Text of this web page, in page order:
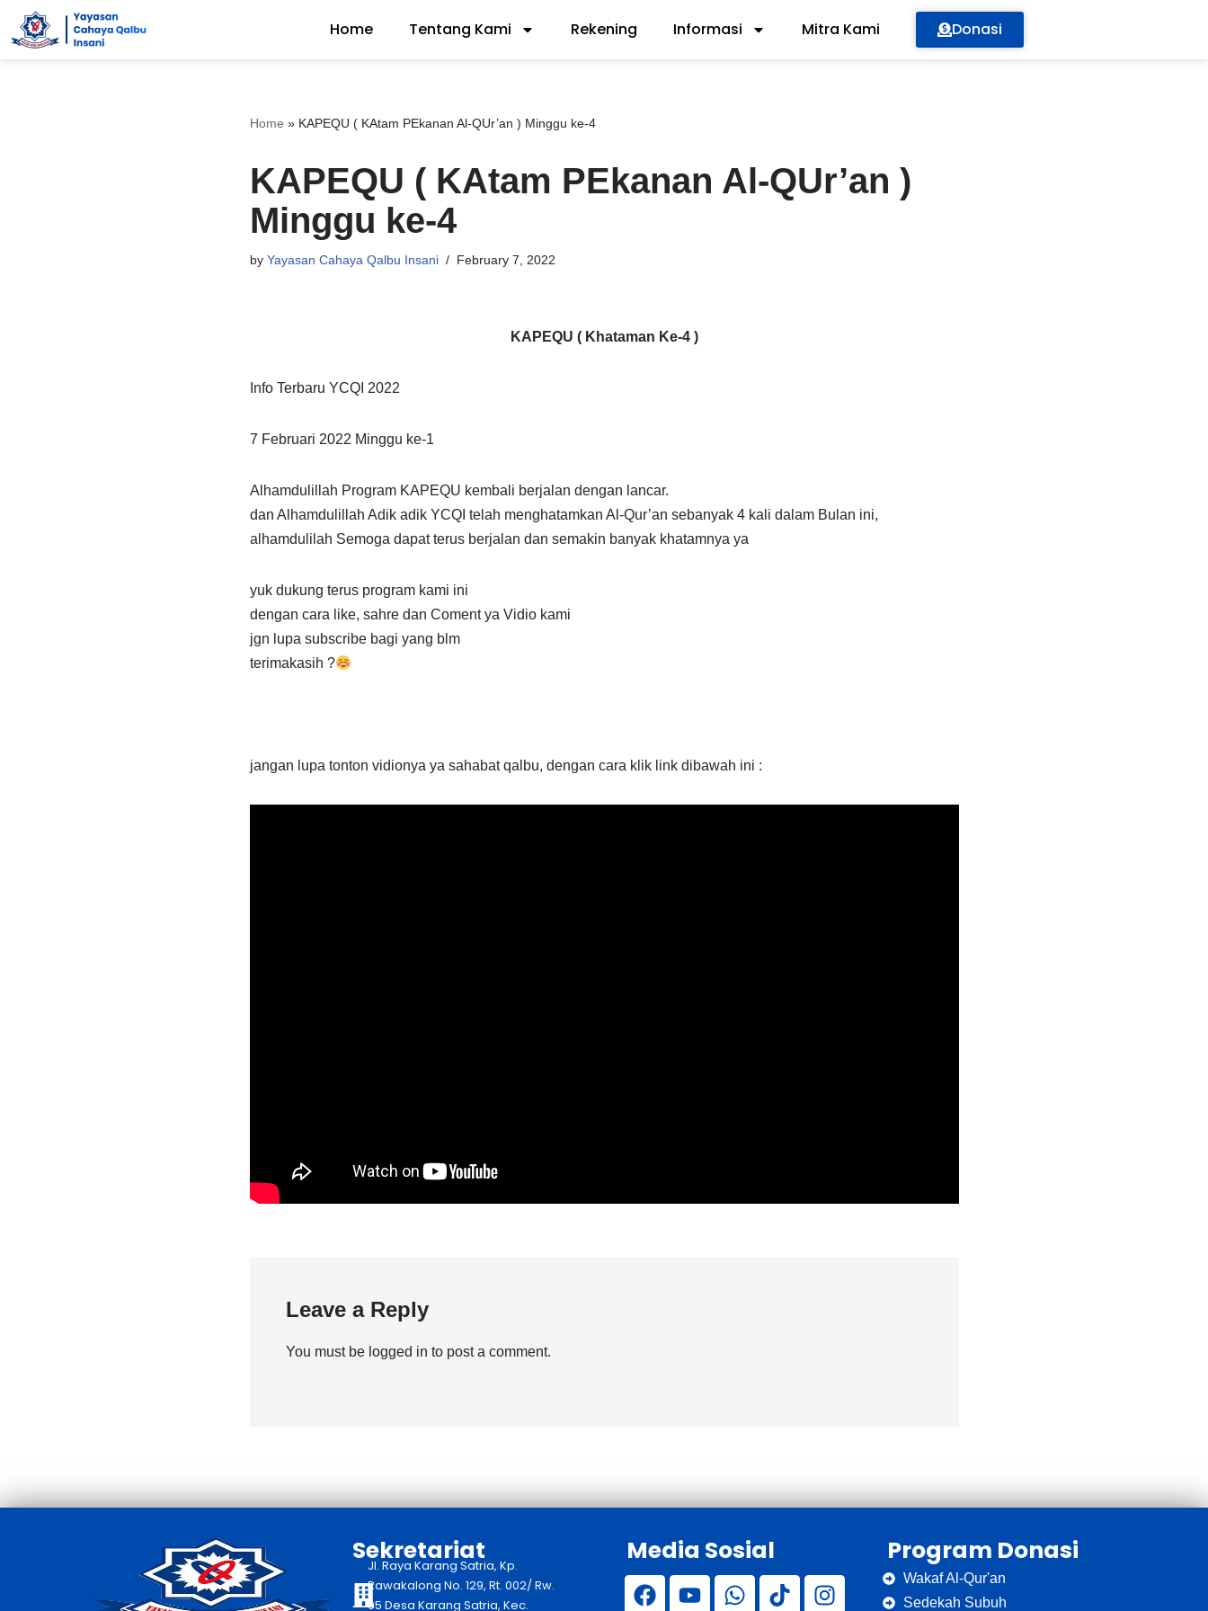
Skip
Home Tentang Kami Rekening Informasi Mitra Kami Donasi
Home » KAPEQU ( KAtam PEkanan Al-QUr’an ) Minggu ke-4
KAPEQU ( KAtam PEkanan Al-QUr’an )
Minggu ke-4
by Yayasan Cahaya Qalbu Insani February 7, 2022
KAPEQU ( Khataman Ke-4 )
Info Terbaru YCQI 2022
7 Februari 2022 Minggu ke-1
Alhamdulillah Program KAPEQU kembali berjalan dengan lancar.
dan Alhamdulillah Adik adik YCQI telah menghatamkan Al-Qur’an sebanyak 4 kali dalam Bulan ini,
alhamdulilah Semoga dapat terus berjalan dan semakin banyak khatamnya ya
yuk dukung terus program kami ini
dengan cara like, sahre dan Coment ya Vidio kami
jgn lupa subscribe bagi yang blm
terimakasih ?
jangan lupa tonton vidionya ya sahabat qalbu, dengan cara klik link dibawah ini :
Leave a Reply
You must be logged in to post a comment.
Sekretariat
Jl. Raya Karang Satria, Kp.
Rawakalong No. 129, Rt. 002/ Rw.
05 Desa Karang Satria, Kec.
Media Sosial Program Donasi
Wakaf Al-Qur'an
Sedekah Subuh